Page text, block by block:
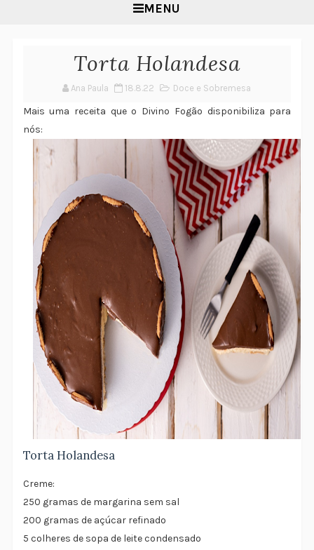
MENU
Torta Holandesa
Ana Paula 18.8.22 Doce e Sobremesa
Mais uma receita que o Divino Fogão disponibiliza para
nós:
Torta Holandesa
Creme:
250 gramas de margarina sem sal
200 gramas de açúcar refinado
5 colheres de sopa de leite condensado